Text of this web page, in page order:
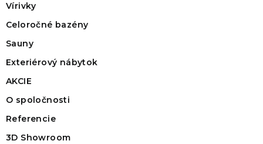
Vírivky
Celoročné bazény
Sauny
Exteriérový nábytok
AKCIE
O spoločnosti
Referencie
3D Showroom